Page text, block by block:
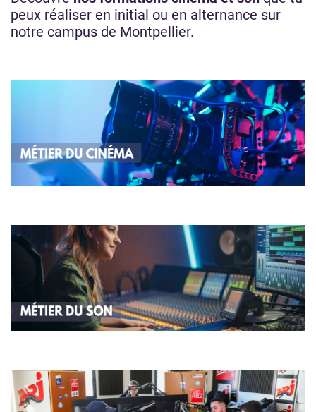
peux réaliser en initial ou en alternance sur
notre campus de Montpellier.